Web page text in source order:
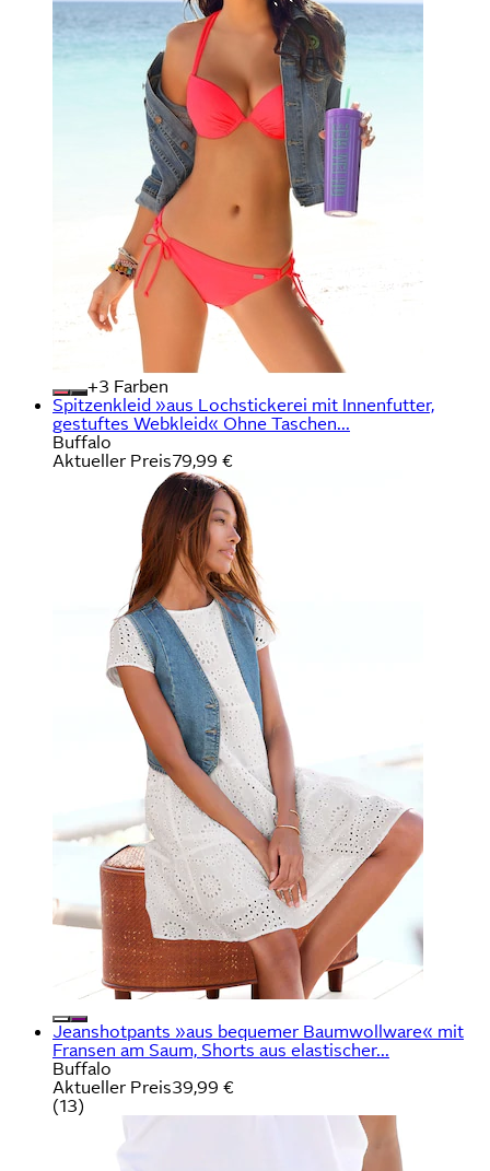
+
Farben
Spitzenkleid »aus Lochstickerei mit Innenfutter,
gestuftes Webkleid« Ohne Taschen...
Buffalo
Aktueller Preis79,99 €
Jeanshotpants »aus bequemer Baumwollware« mit
Fransen am Saum, Shorts aus elastischer...
Buffalo
Aktueller Preis39,99 €
(13)